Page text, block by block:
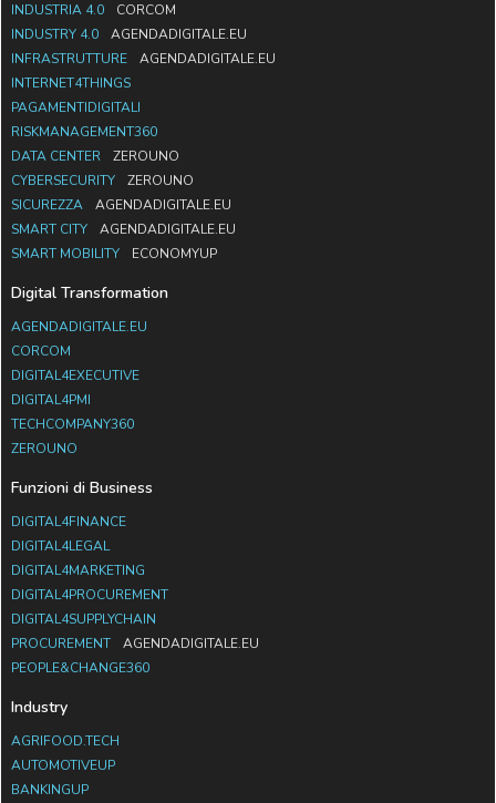
INDUSTRIA 4.0
CORCOM
INDUSTRY 4.0
AGENDADIGITALE.EU
INFRASTRUTTURE
AGENDADIGITALE.EU
INTERNET4THINGS
PAGAMENTIDIGITALI
RISKMANAGEMENT360
DATA CENTER
ZEROUNO
CYBERSECURITY
ZEROUNO
SICUREZZA
AGENDADIGITALE.EU
SMART CITY
AGENDADIGITALE.EU
SMART MOBILITY
ECONOMYUP
Digital Transformation
AGENDADIGITALE.EU
CORCOM
DIGITAL4EXECUTIVE
DIGITAL4PMI
TECHCOMPANY360
ZEROUNO
Funzioni di Business
DIGITAL4FINANCE
DIGITAL4LEGAL
DIGITAL4MARKETING
DIGITAL4PROCUREMENT
DIGITAL4SUPPLYCHAIN
PROCUREMENT
AGENDADIGITALE.EU
PEOPLE&CHANGE360
Industry
AGRIFOOD.TECH
AUTOMOTIVEUP
BANKINGUP